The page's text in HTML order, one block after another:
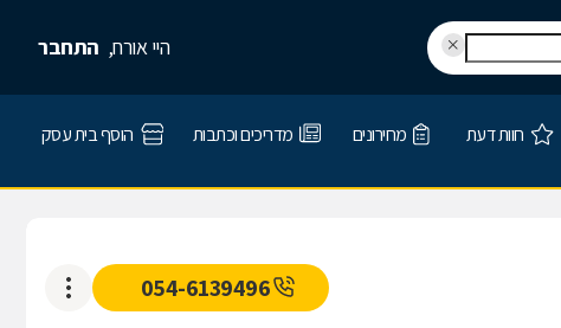
היי אורח, התחבר
חוות דעת מחירונים מדריכים וכתבות הוסף בית עסק
054-6139496